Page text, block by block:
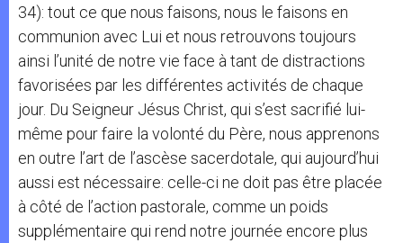
34): tout ce que nous faisons, nous le faisons en
communion avec Lui et nous retrouvons toujours
ainsi l’unité de notre vie face à tant de distractions
favorisées par les différentes activités de chaque
jour. Du Seigneur Jésus Christ, qui s’est sacrifié lui-
même pour faire la volonté du Père, nous apprenons
en outre l’art de l’ascèse sacerdotale, qui aujourd’hui
aussi est nécessaire: celle-ci ne doit pas être placée
à côté de l’action pastorale, comme un poids
supplémentaire qui rend notre journée encore plus